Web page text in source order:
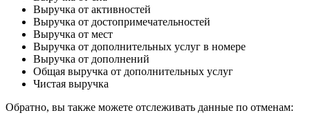
Выручка от активностей
Выручка от достопримечательностей
Выручка от мест
Выручка от дополнительных услуг в номере
Выручка от дополнений
Общая выручка от дополнительных услуг
Чистая выручка
Обратно, вы также можете отслеживать данные по отменам: